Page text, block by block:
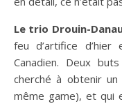
Le trio Drouin-
feu d’artifice
Canadien. Deux
cherché à obtenir
même game), et qui